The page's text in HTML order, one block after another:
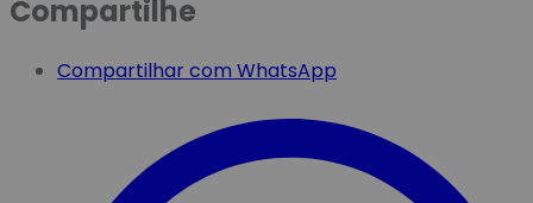
Compartilhe
Compartilhar com WhatsApp